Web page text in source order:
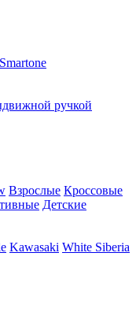
Smartone
ручкой
Взрослые Кроссовые
Детские
Kawasaki White Siberia